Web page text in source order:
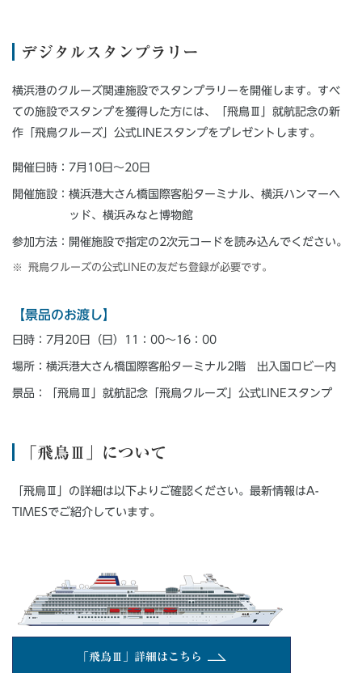
デジタルスタンプラリー
横浜港のクルーズ関連施設でスタンプラリーを開催します。すべ
ての施設でスタンプを獲得した方には、「飛鳥Ⅲ」就航記念の新
作「飛鳥クルーズ」公式LINEスタンプをプレゼントします。
開催日時：7月10日～20日
開催施設：横浜港大さん橋国際客船ターミナル、横浜ハンマーヘ
ッド、横浜みなと博物館
参加方法：開催施設で指定の2次元コードを読み込んでください。
飛鳥クルーズの公式LINEの友だち登録が必要です。
【景品のお渡し】
日時：7月20日（日）11：00～16：00
場所：横浜港大さん橋国際客船ターミナル2階 出入国ロビー内
景品：「飛鳥Ⅲ」就航記念「飛鳥クルーズ」公式LINEスタンプ
「飛鳥Ⅲ」について
「飛鳥Ⅲ」の詳細は以下よりご確認ください。最新情報はA-
TIMESでご紹介しています。
「飛鳥Ⅲ」詳細はこちら